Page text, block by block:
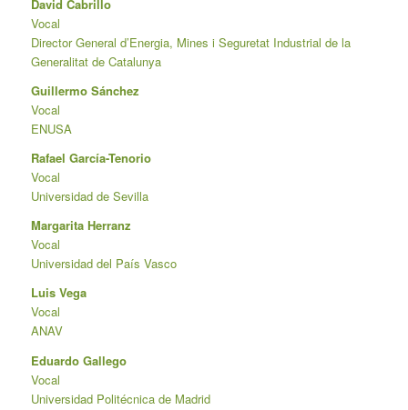
David Cabrillo
Vocal
Director General d’Energia, Mines i Seguretat Industrial de la
Generalitat de Catalunya
Guillermo Sánchez
Vocal
ENUSA
Rafael García-Tenorio
Vocal
Universidad de Sevilla
Margarita Herranz
Vocal
Universidad del País Vasco
Luis Vega
Vocal
ANAV
Eduardo Gallego
Vocal
Universidad Politécnica de Madrid